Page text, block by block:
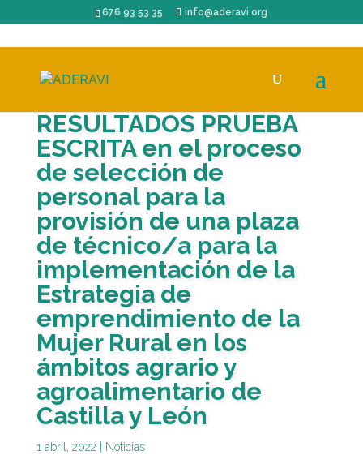
676 93 53 35 info@aderavi.org
RESULTADOS PRUEBA
ESCRITA en el proceso
de selección de
personal para la
provisión de una plaza
de técnico/a para la
implementación de la
Estrategia de
emprendimiento de la
Mujer Rural en los
ámbitos agrario y
agroalimentario de
Castilla y León
1 abril, 2022 Noticias